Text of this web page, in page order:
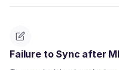
Failure to Sync after